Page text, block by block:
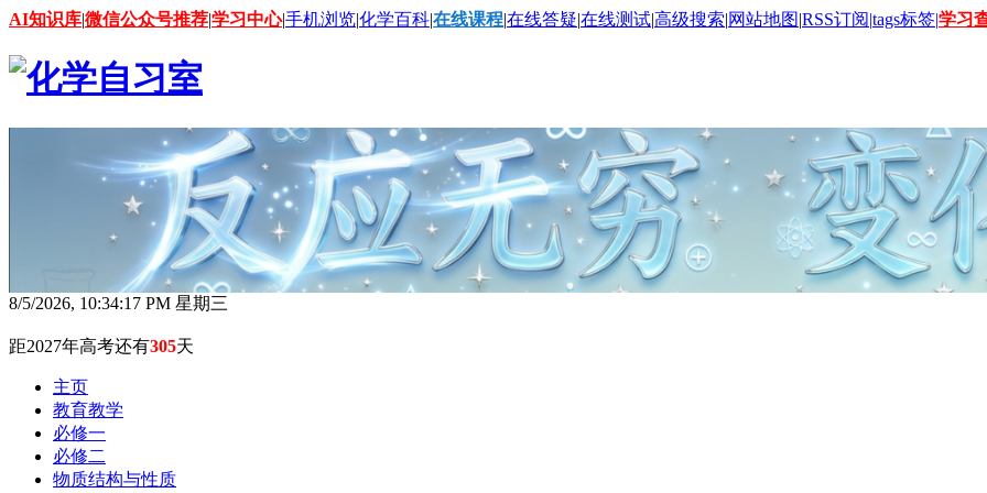
AI知识库|微信公众号推荐|学习中心|手机浏览|化学百科|在线课程|在线答疑|在线测试|高级搜索|网站地图|RSS订阅|tags标签|学习
8/5/2026, 10:34:18 PM 星期三
距2027年高考还有305天
主页
教育教学
必修一
必修二
物质结构与性质